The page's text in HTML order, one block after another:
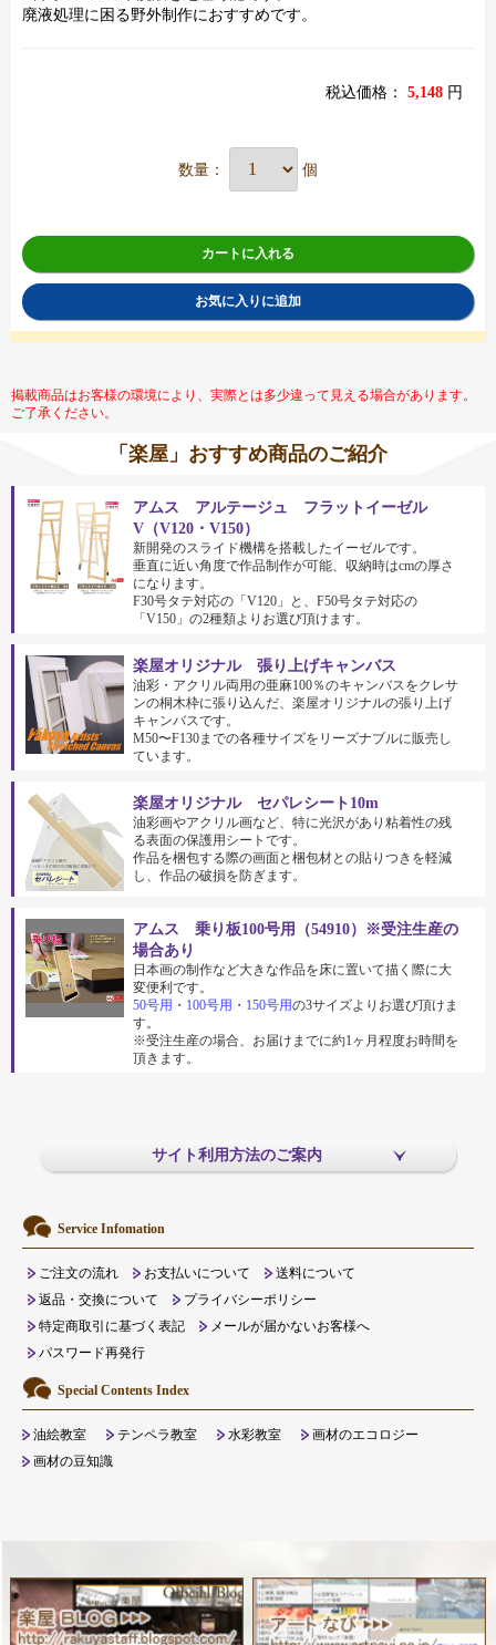
廃液処理に困る野外制作におすすめです。
税込価格： 5,148 円
数量： 個
カートに入れる
お気に入りに追加
掲載商品はお客様の環境により、実際とは多少違って見える場合があります。
ご了承ください。
「楽屋」おすすめ商品のご紹介
アムス アルテージュ フラットイーゼル
V（V120・V150）
新開発のスライド機構を搭載したイーゼルです。
垂直に近い角度で作品制作が可能、収納時はcmの厚さ
になります。
F30号タテ対応の「V120」と、F50号タテ対応の
「V150」の2種類よりお選び頂けます。
楽屋オリジナル 張り上げキャンバス
油彩・アクリル両用の亜麻100％のキャンバスをクレサ
ンの桐木枠に張り込んだ、楽屋オリジナルの張り上げ
キャンバスです。
M50〜F130までの各種サイズをリーズナブルに販売し
ています。
楽屋オリジナル セパレシート10m
油彩画やアクリル画など、特に光沢があり粘着性の残
る表面の保護用シートです。
作品を梱包する際の画面と梱包材との貼りつきを軽減
し、作品の破損を防ぎます。
アムス 乗り板100号用（54910）※受注生産の
場合あり
日本画の制作など大きな作品を床に置いて描く際に大
変便利です。
50号用 ・ 100号用 ・ 150号用の3サイズよりお選び頂けま
す。
※受注生産の場合、お届けまでに約1ヶ月程度お時間を
頂きます。
サイト利用方法のご案内
Service Infomation
ご注文の流れ お支払いについて
送料について
返品・交換について
プライバシーポリシー
特定商取引に基づく表記
メールが届かないお客様へ
パスワード再発行
Special Contents Index
油絵教室 テンペラ教室 水彩教室
画材のエコロジー
画材の豆知識